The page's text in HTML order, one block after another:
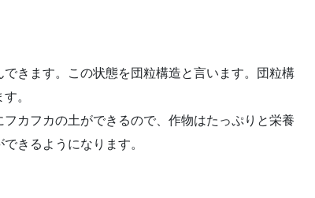
きます。この状態を団粒構造と言います。団粒構
。
カフカの土ができるので、作物はたっぷりと栄養
きるようになります。